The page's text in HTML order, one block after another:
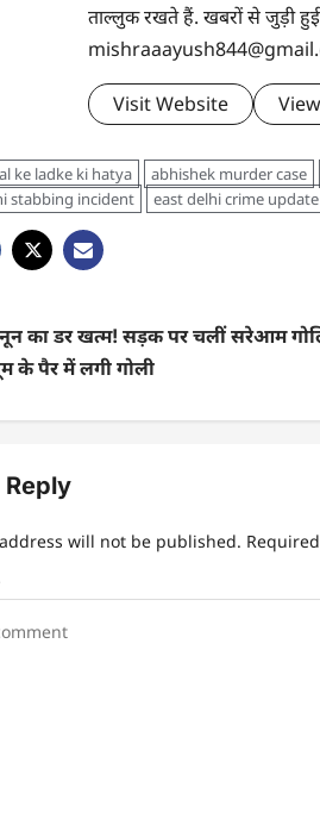
ताल्लुक रखते हैं. खबरों से जुड़ी
Visit Website
ke ladke ki hatya abhishek murder case
stabbing incident east delhi crime update
का डर खत्म! सड़क पर चलीं सरेआम
के पैर में लगी गोली
Reply
will not be published.